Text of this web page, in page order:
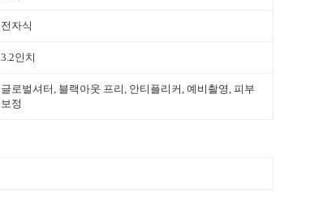
전자식
3.2인치
글로벌셔터, 블랙아웃 프리, 안티플리커, 예비촬영, 피부
보정